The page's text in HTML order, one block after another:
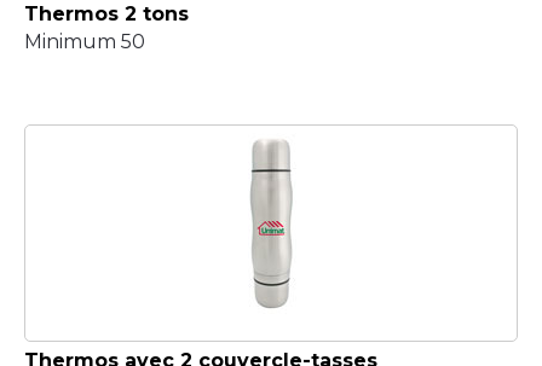
Thermos 2 tons
Minimum 50
Thermos avec 2 couvercle-tasses